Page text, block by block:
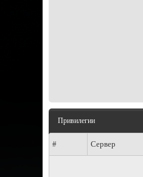
Привилегии
# Сервер